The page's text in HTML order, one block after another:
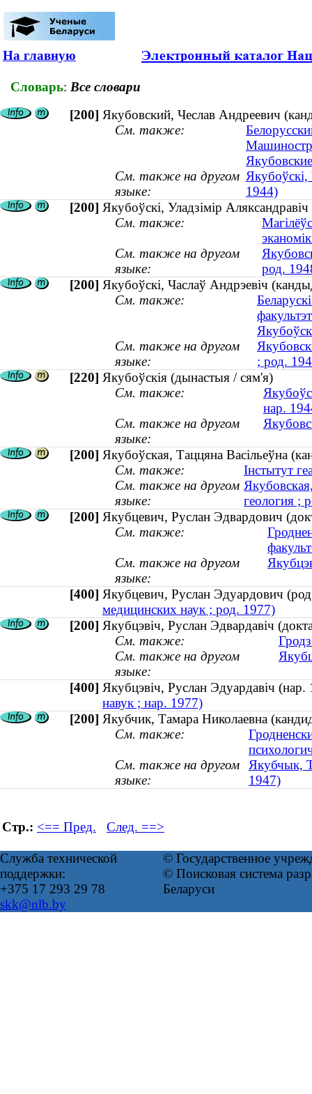
На главную
Словарь: Все словари
[200] Якубовский, Чеслав Андреевич
См. также:
См. также на другом
языке:
Якубоўскі,
1944)
[200] Якубоўскі, Уладзімір
См. также:
См. также на другом
языке:
род.
[200] Якубоўскі, Часлаў Андрэевіч
См. также:
факультэт
См. также на другом
языке:
; род.
[220] Якубоўскія (дынастыя / сям'я)
См. также:
нар.
См. также на другом
языке:
[200] Якубоўская, Таццяна Васільеўна
См. также:
Інстытут
См. также на другом
языке:
геология ;
[200] Якубцевич, Руслан Эдвардович
См. также:
См. также на другом
языке:
[400] Якубцевич, Руслан Эдуардович
медицинских наук ; род. 1977)
[200] Якубцэвіч, Руслан Эдвардавіч
См. также:
См. также на другом
языке:
[400] Якубцэвіч, Руслан Эдуардавіч
навук ; нар. 1977)
[200] Якубчик, Тамара Николаевна
См. также:
См. также на другом
языке:
Якубчык,
1947)
Стр.: <== Пред. След. ==>
Служба технической
поддержки:
+375 17 293 29 78
skk@nlb.by
© Государственное
© Поисковая система
Беларуси